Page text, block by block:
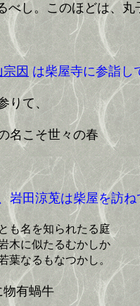
べし。このほどは、
因 は柴屋寺に参詣し
りて、
こそ世々の春
田涼莵は柴屋を訪ね
も名を知られたる庭
木に似たるむかしか
葉なるもなつかし。
物有蝸牛